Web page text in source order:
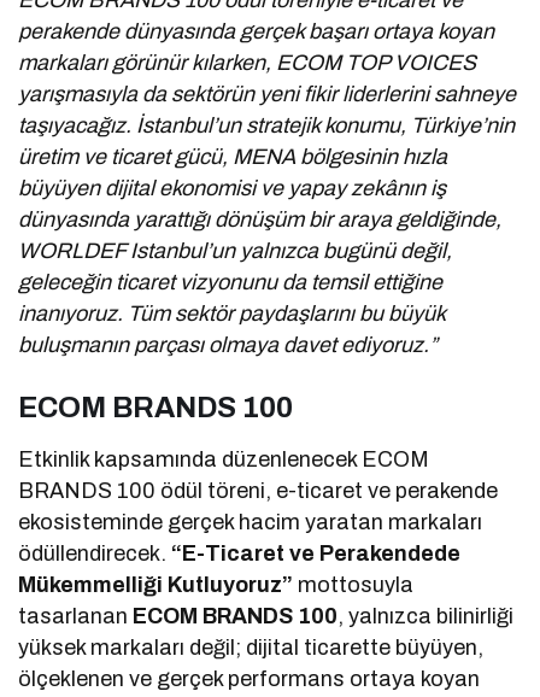
perakende dünyasında gerçek başarı ortaya koyan
markaları görünür kılarken, ECOM TOP VOICES
yarışmasıyla da sektörün yeni fikir liderlerini sahneye
taşıyacağız. İstanbul’un stratejik konumu, Türkiye’nin
üretim ve ticaret gücü, MENA bölgesinin hızla
büyüyen dijital ekonomisi ve yapay zekânın iş
dünyasında yarattığı dönüşüm bir araya geldiğinde,
WORLDEF Istanbul’un yalnızca bugünü değil,
geleceğin ticaret vizyonunu da temsil ettiğine
inanıyoruz. Tüm sektör paydaşlarını bu büyük
buluşmanın parçası olmaya davet ediyoruz.”
ECOM BRANDS 100
Etkinlik kapsamında düzenlenecek ECOM
BRANDS 100 ödül töreni, e-ticaret ve perakende
ekosisteminde gerçek hacim yaratan markaları
ödüllendirecek. “E-Ticaret ve Perakendede
Mükemmelliği Kutluyoruz” mottosuyla
tasarlanan ECOM BRANDS 100, yalnızca bilinirliği
yüksek markaları değil; dijital ticarette büyüyen,
ölçeklenen ve gerçek performans ortaya koyan